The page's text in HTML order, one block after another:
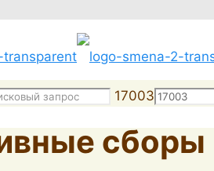
17003
сборы